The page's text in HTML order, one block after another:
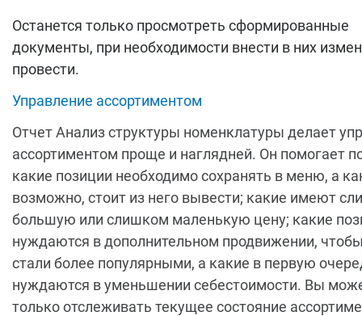
Останется только просмотреть сформированные
документы, при необходимости внести в них
провести.
Управление ассортиментом
Отчет Анализ структуры номенклатуры делает
ассортиментом проще и наглядней. Он помогает
какие позиции необходимо сохранять в меню, а
возможно, стоит из него вывести; какие имеют
большую или слишком маленькую цену; какие
нуждаются в дополнительном продвижении,
стали более популярными, а какие в первую
нуждаются в уменьшении себестоимости. Вы
только отслеживать текущее состояние